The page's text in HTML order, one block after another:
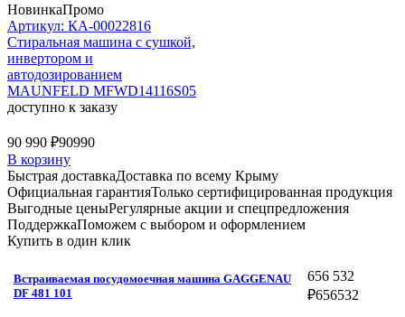
НовинкаПромо
Артикул: КА-00022816
Стиральная машина c сушкой,
инвертором и
автодозированием
MAUNFELD MFWD14116S05
доступно к заказу
90 990 ₽90990
В корзину
Быстрая доставкаДоставка по всему Крыму
Официальная гарантияТолько сертифицированная продукция
Выгодные ценыРегулярные акции и спецпредложения
ПоддержкаПоможем с выбором и оформлением
Купить в один клик
Встраиваемая посудомоечная машина GAGGENAU
DF 481 101
656 532
₽656532